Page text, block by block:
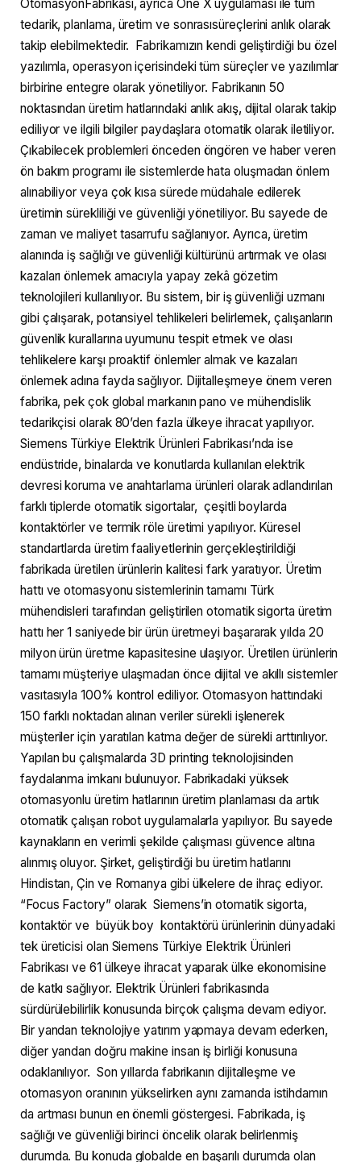
OtomasyonFabrikası, ayrıca One X uygulaması ile tüm
tedarik, planlama, üretim ve sonrasısüreçlerini anlık olarak
takip elebilmektedir. Fabrikamızın kendi geliştirdiği bu özel
yazılımla, operasyon içerisindeki tüm süreçler ve yazılımlar
birbirine entegre olarak yönetiliyor. Fabrikanın 50
noktasından üretim hatlarındaki anlık akış, dijital olarak takip
ediliyor ve ilgili bilgiler paydaşlara otomatik olarak iletiliyor.
Çıkabilecek problemleri önceden öngören ve haber veren
ön bakım programı ile sistemlerde hata oluşmadan önlem
alınabiliyor veya çok kısa sürede müdahale edilerek
üretimin sürekliliği ve güvenliği yönetiliyor. Bu sayede de
zaman ve maliyet tasarrufu sağlanıyor. Ayrıca, üretim
alanında iş sağlığı ve güvenliği kültürünü artırmak ve olası
kazaları önlemek amacıyla yapay zekâ gözetim
teknolojileri kullanılıyor. Bu sistem, bir iş güvenliği uzmanı
gibi çalışarak, potansiyel tehlikeleri belirlemek, çalışanların
güvenlik kurallarına uyumunu tespit etmek ve olası
tehlikelere karşı proaktif önlemler almak ve kazaları
önlemek adına fayda sağlıyor. Dijitalleşmeye önem veren
fabrika, pek çok global markanın pano ve mühendislik
tedarikçisi olarak 80’den fazla ülkeye ihracat yapılıyor.
Siemens Türkiye Elektrik Ürünleri Fabrikası’nda ise
endüstride, binalarda ve konutlarda kullanılan elektrik
devresi koruma ve anahtarlama ürünleri olarak adlandırılan
farklı tiplerde otomatik sigortalar, çeşitli boylarda
kontaktörler ve termik röle üretimi yapılıyor. Küresel
standartlarda üretim faaliyetlerinin gerçekleştirildiği
fabrikada üretilen ürünlerin kalitesi fark yaratıyor. Üretim
hattı ve otomasyonu sistemlerinin tamamı Türk
mühendisleri tarafından geliştirilen otomatik sigorta üretim
hattı her 1 saniyede bir ürün üretmeyi başararak yılda 20
milyon ürün üretme kapasitesine ulaşıyor. Üretilen ürünlerin
tamamı müşteriye ulaşmadan önce dijital ve akıllı sistemler
vasıtasıyla 100% kontrol ediliyor. Otomasyon hattındaki
150 farklı noktadan alınan veriler sürekli işlenerek
müşteriler için yaratılan katma değer de sürekli arttırılıyor.
Yapılan bu çalışmalarda 3D printing teknolojisinden
faydalanma imkanı bulunuyor. Fabrikadaki yüksek
otomasyonlu üretim hatlarının üretim planlaması da artık
otomatik çalışan robot uygulamalarla yapılıyor. Bu sayede
kaynakların en verimli şekilde çalışması güvence altına
alınmış oluyor. Şirket, geliştirdiği bu üretim hatlarını
Hindistan, Çin ve Romanya gibi ülkelere de ihraç ediyor.
“Focus Factory” olarak Siemens’in otomatik sigorta,
kontaktör ve büyük boy kontaktörü ürünlerinin dünyadaki
tek üreticisi olan Siemens Türkiye Elektrik Ürünleri
Fabrikası ve 61 ülkeye ihracat yaparak ülke ekonomisine
de katkı sağlıyor. Elektrik Ürünleri fabrikasında
sürdürülebilirlik konusunda birçok çalışma devam ediyor.
Bir yandan teknolojiye yatırım yapmaya devam ederken,
diğer yandan doğru makine insan iş birliği konusuna
odaklanılıyor. Son yıllarda fabrikanın dijitalleşme ve
otomasyon oranının yükselirken aynı zamanda istihdamın
da artması bunun en önemli göstergesi. Fabrikada, iş
sağlığı ve güvenliği birinci öncelik olarak belirlenmiş
durumda. Bu konuda globalde en başarılı durumda olan